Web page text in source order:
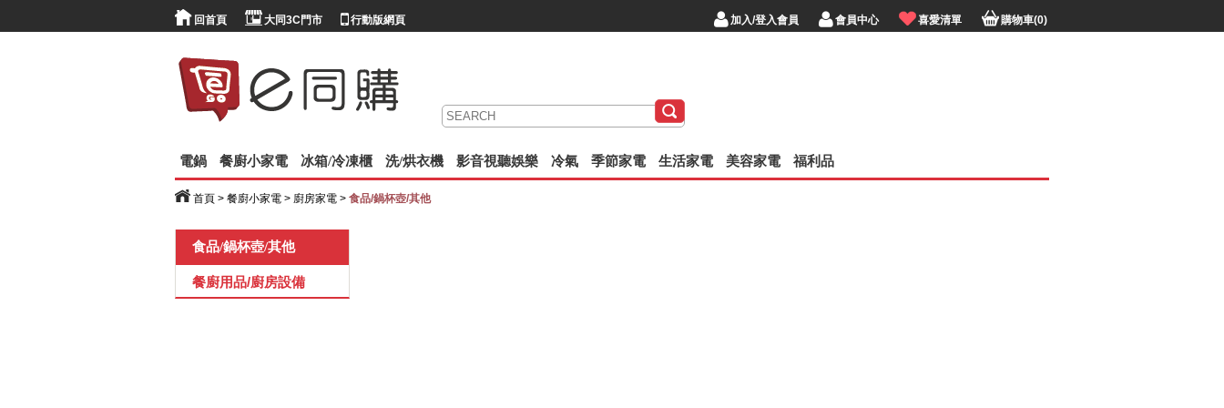
回首頁 大同3C門市 行動版網頁 購物車(0)
喜愛清單
會員中心
加入/登入會員
電鍋 餐廚小家電 冰箱/冷凍櫃 洗/烘衣機 影音視聽娛樂 冷氣 季節家電 生活家電 美容家電 福利品
首頁 > 餐廚小家電 > 廚房家電 > 食品/鍋杯壺/其他
食品/鍋杯壺/其他
餐廚用品/廚房設備